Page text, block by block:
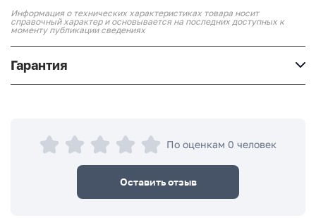
Информация о технических характеристиках товара носит
справочный характер и основывается на последних доступных к
моменту публикации сведениях
Гарантия
По оценкам 0 человек
Оставить отзыв